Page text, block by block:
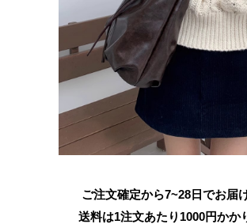
ご注文確定から7~28日でお届
送料は1注文あたり 1000円かか